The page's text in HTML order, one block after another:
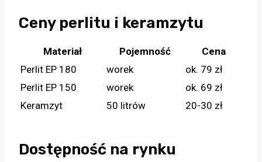
Ceny perlitu i keramzytu
Materiał Pojemność
Cena
Perlit EP 180
worek
ok. 79 zł
Perlit EP 150
worek
ok. 69 zł
Keramzyt
50 litrów 20-30 zł
Dostępność na rynku